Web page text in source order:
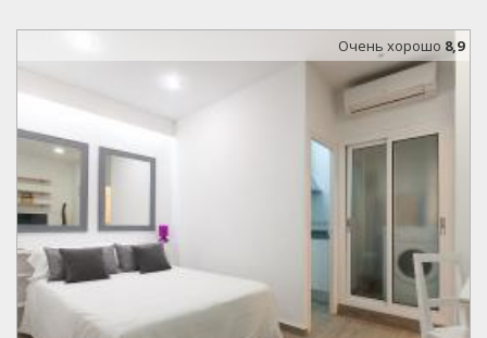
Oчень хорошо 8,9